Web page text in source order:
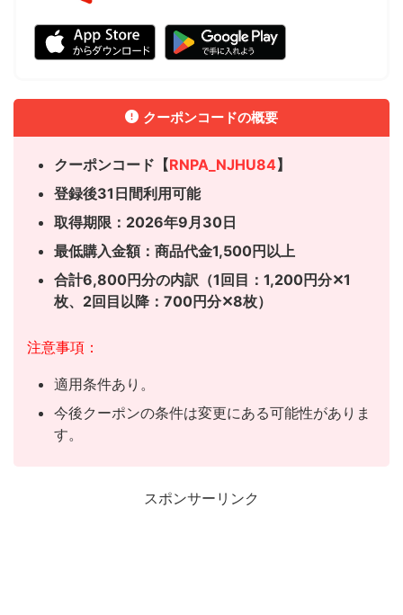
クーポンコードの概要
クーポンコード【RNPA_NJHU84】
登録後31日間利用可能
取得期限：2026年9月30日
最低購入金額：商品代金1,500円以上
合計6,800円分の内訳（1回目：1,200円分✕1
枚、 2回目以降：700円分✕8枚）
注意事項：
適用条件あり。
今後クーポンの条件は変更にある可能性がありま
す。
スポンサーリンク